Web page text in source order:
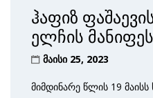
ჰაფიზ
ელჩის
მაისი 25, 2023
მიმდინარე წლის 19